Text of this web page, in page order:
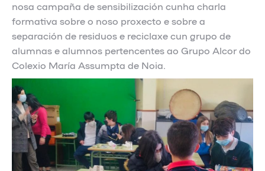
nosa campaña de sensibilización cunha charla
formativa sobre o noso proxecto e sobre a
separación de residuos e reciclaxe cun grupo de
alumnas e alumnos pertencentes ao Grupo Alcor do
Colexio María Assumpta de Noia.